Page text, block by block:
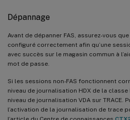
Dépannage
Avant de dépanner FAS, assurez-vous
configuré correctement afin qu’une
avec succès sur le magasin commun à
mot de passe.
Si les sessions non-FAS fonctionnent
niveau de journalisation HDX de la classe
niveau de journalisation VDA sur TRACE.
l’activation de la journalisation de trace